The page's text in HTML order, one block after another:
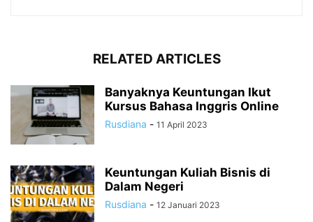
RELATED ARTICLES
Banyaknya Keuntungan Ikut
Kursus Bahasa Inggris Online
Rusdiana - 11 April 2023
Keuntungan Kuliah Bisnis di
Dalam Negeri
Rusdiana - 12 Januari 2023